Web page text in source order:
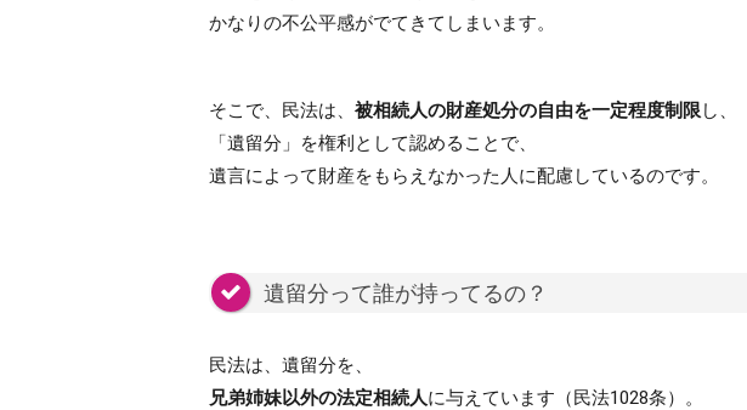
かなりの不公平感がでてきてしまいます。
そこで、民法は、 被相続人の財産処分の自由を一定程度制限し、
「遺留分」を権利として認めることで、
遺言によって財産をもらえなかった人に配慮しているのです。
遺留分って誰が持ってるの？
民法は、遺留分を、
兄弟姉妹以外の法定相続人に与えています（民法1028条）。